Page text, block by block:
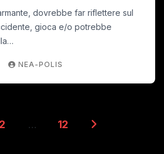
dovrebbe far riflettere sul
gioca e/o potrebbe
NEA-POLIS
2 … 12